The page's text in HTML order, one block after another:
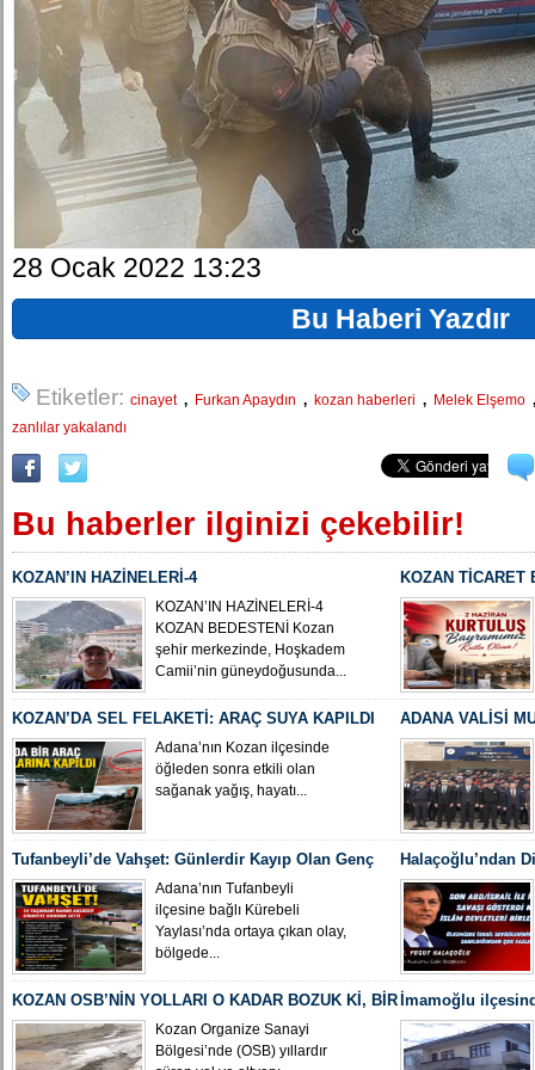
28 Ocak 2022 13:23
Bu Haberi Yazdır
Etiketler: cinayet, Furkan Apaydın , kozan haberleri , Melek Elşemo
zanlılar yakalandı
Bu haberler ilginizi çekebilir!
KOZAN’IN HAZİNELERİ-4
KOZAN’IN HAZİNELERİ-4
KOZAN BEDESTENİ Kozan
şehir merkezinde, Hoşkadem
Camii’nin güneydoğusunda...
KOZAN TİCARET
ÇEVİKALP’TEN
KOZAN’DA SEL FELAKETİ: ARAÇ SUYA KAPILDI
Adana’nın Kozan ilçesinde
öğleden sonra etkili olan
sağanak yağış, hayatı...
ADANA VALİSİ
ETTİ
Tufanbeyli’de Vahşet: Günlerdir Kayıp Olan Genç
Kadın Gölette Ölü BulunduAdana’nın Tufanbeyli
ilçesine bağlı Kürebeli
Yaylası’nda ortaya çıkan olay,
bölgede...
Halaçoğlu’ndan
“Tarih Tekerrür
KOZAN OSB’NİN YOLLARI O KADAR BOZUK Kİ, BİR
MİSAFİRİMİZ GELDİĞİNDE UTANIYORUZ
Kozan Organize Sanayi
Bölgesi’nde (OSB) yıllardır
İmamoğlu
karbonmonoksit
oğlu Abdullah